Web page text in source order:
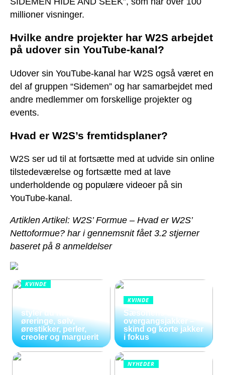
millioner visninger.
Hvilke andre projekter har W2S arbejdet
på udover sin YouTube-kanal?
Udover sin YouTube-kanal har W2S også været en
del af gruppen “Sidemen” og har samarbejdet med
andre medlemmer om forskellige projekter og
events.
Hvad er W2S’s fremtidsplaner?
W2S ser ud til at fortsætte med at udvide sin online
tilstedeværelse og fortsætte med at lave
underholdende og populære videoer på sin
YouTube-kanal.
Artiklen Artikel: W2S’ Formue – Hvad er W2S’
Nettoformue? har i gennemsnit fået 3.2 stjerner
baseret på 8 anmeldelser
KVINDE
styler du hænge
øreringe, sølv,
ørestikker, perler,
creoler og marguerit
KVINDE
Sæsonens dame
overgangsjakker –
skind og korte jakker
i fokus
NYHEDER